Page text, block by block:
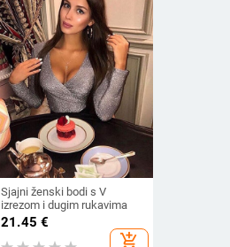
Sjajni ženski bodi s V
izrezom i dugim rukavima
21.45 €
add_shopping_cart